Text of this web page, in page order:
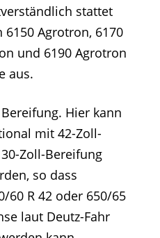
stattet
6150 Agrotron, 6170
und 6190 Agrotron
aus.
Hier kann
mit 42-Zoll-
Zoll-Bereifung
so dass
60 R 42 oder 650/65
laut Deutz-Fahr